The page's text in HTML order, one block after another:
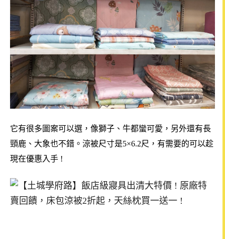
它有很多圖案可以選，像獅子、牛都蠻可愛，另外還有長
頸鹿、大象也不錯。 涼被尺寸是5×6.2尺，有需要的可以趁
現在優惠入手 !